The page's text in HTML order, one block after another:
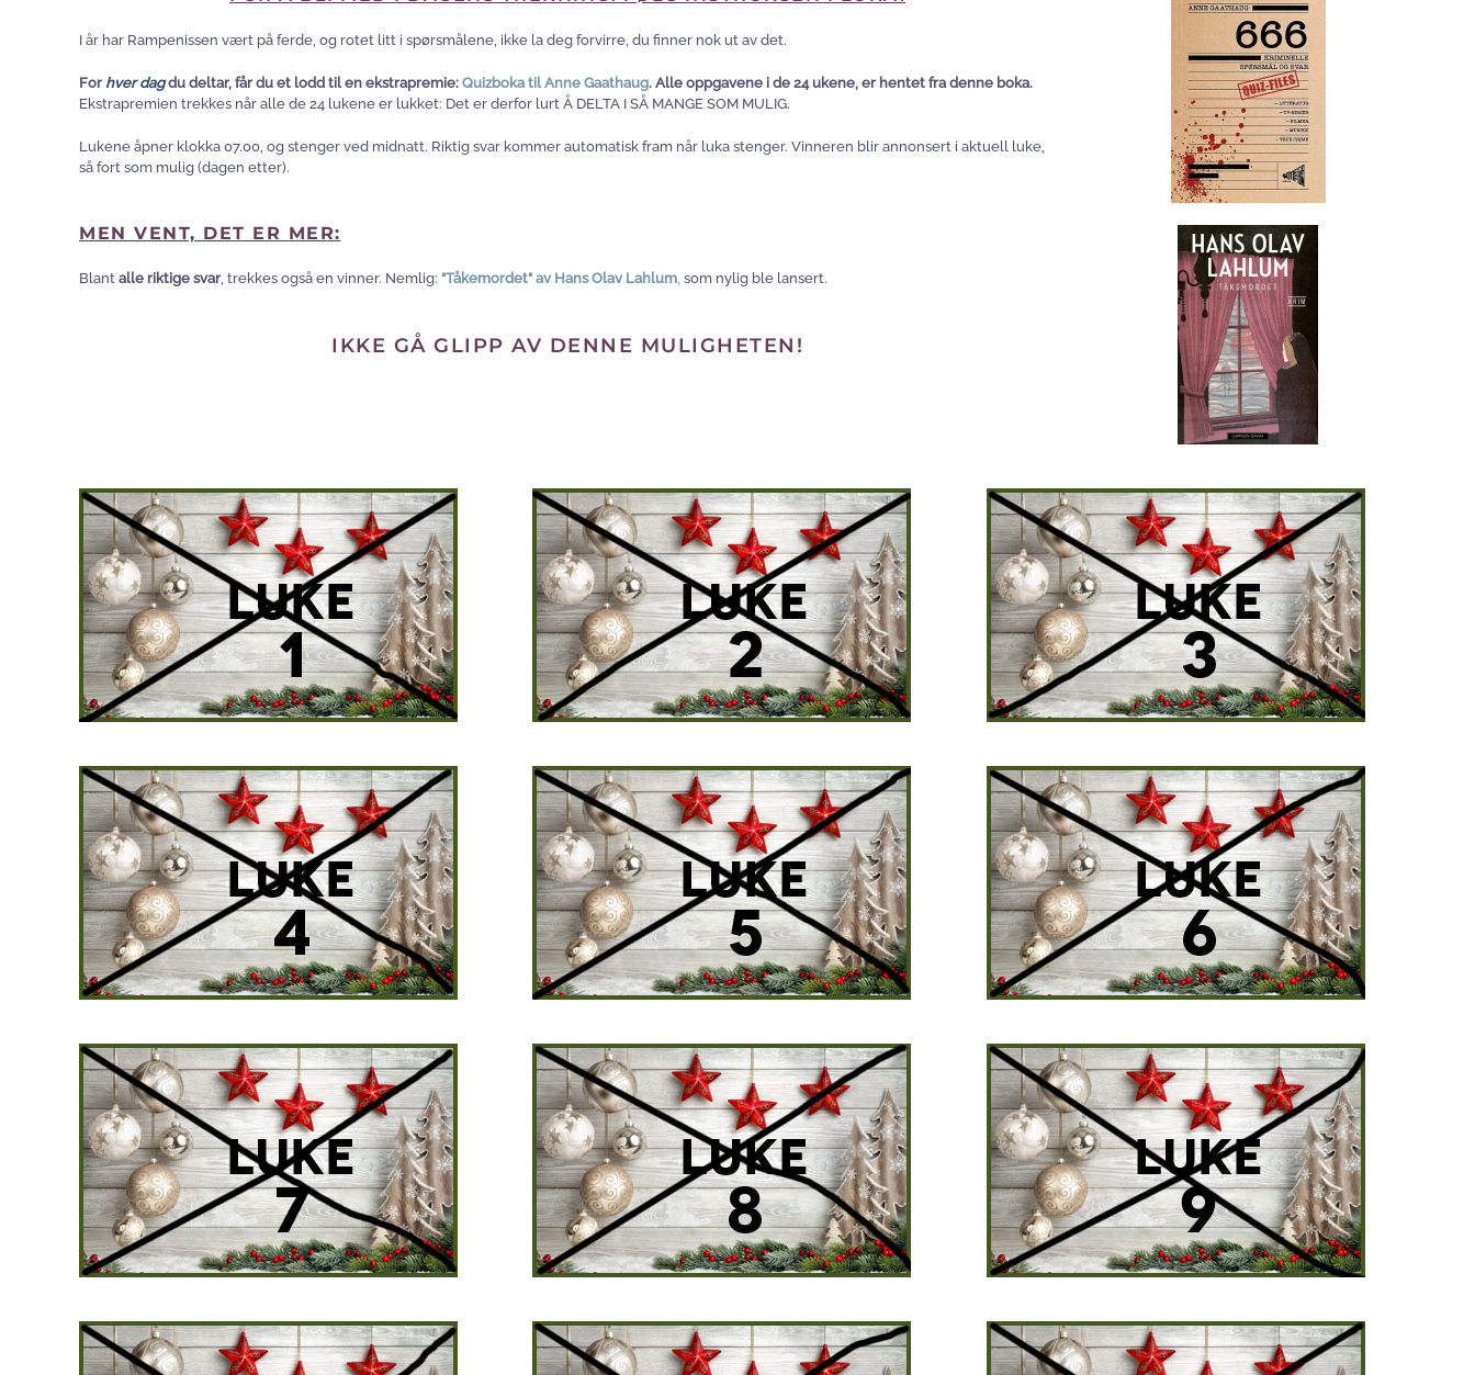
I år har Rampenissen vært på ferde, og rotet litt i spørsmålene, ikke la deg forvirre, du finner nok ut av det.
For hver dagdu deltar, får du et lodd til en ekstrapremie: Quizboka til Anne Gaathaug. Alle oppgavene i de 24 ukene, er hentet fra denne boka.
Ekstrapremien trekkes når alle de 24 lukene er lukket: Det er derfor lurt Å DELTA I SÅ MANGE SOM MULIG.
Lukene åpner klokka 07.00, og stenger ved midnatt. Riktig svar kommer automatisk fram når luka stenger. Vinneren blir annonsert i aktuell luke,
så fort som mulig (dagen etter).
MEN VENT, DET ER MER:
Blant alle riktige svar, trekkes også en vinner. Nemlig: "Tåkemordet" av Hans Olav Lahlum, som nylig ble lansert.
IKKE GÅ GLIPP AV DENNE MULIGHETEN!